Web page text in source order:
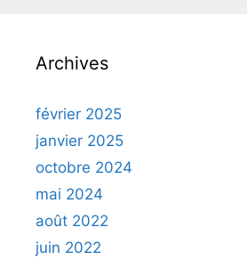
Archives
février 2025
janvier 2025
octobre 2024
mai 2024
août 2022
juin 2022